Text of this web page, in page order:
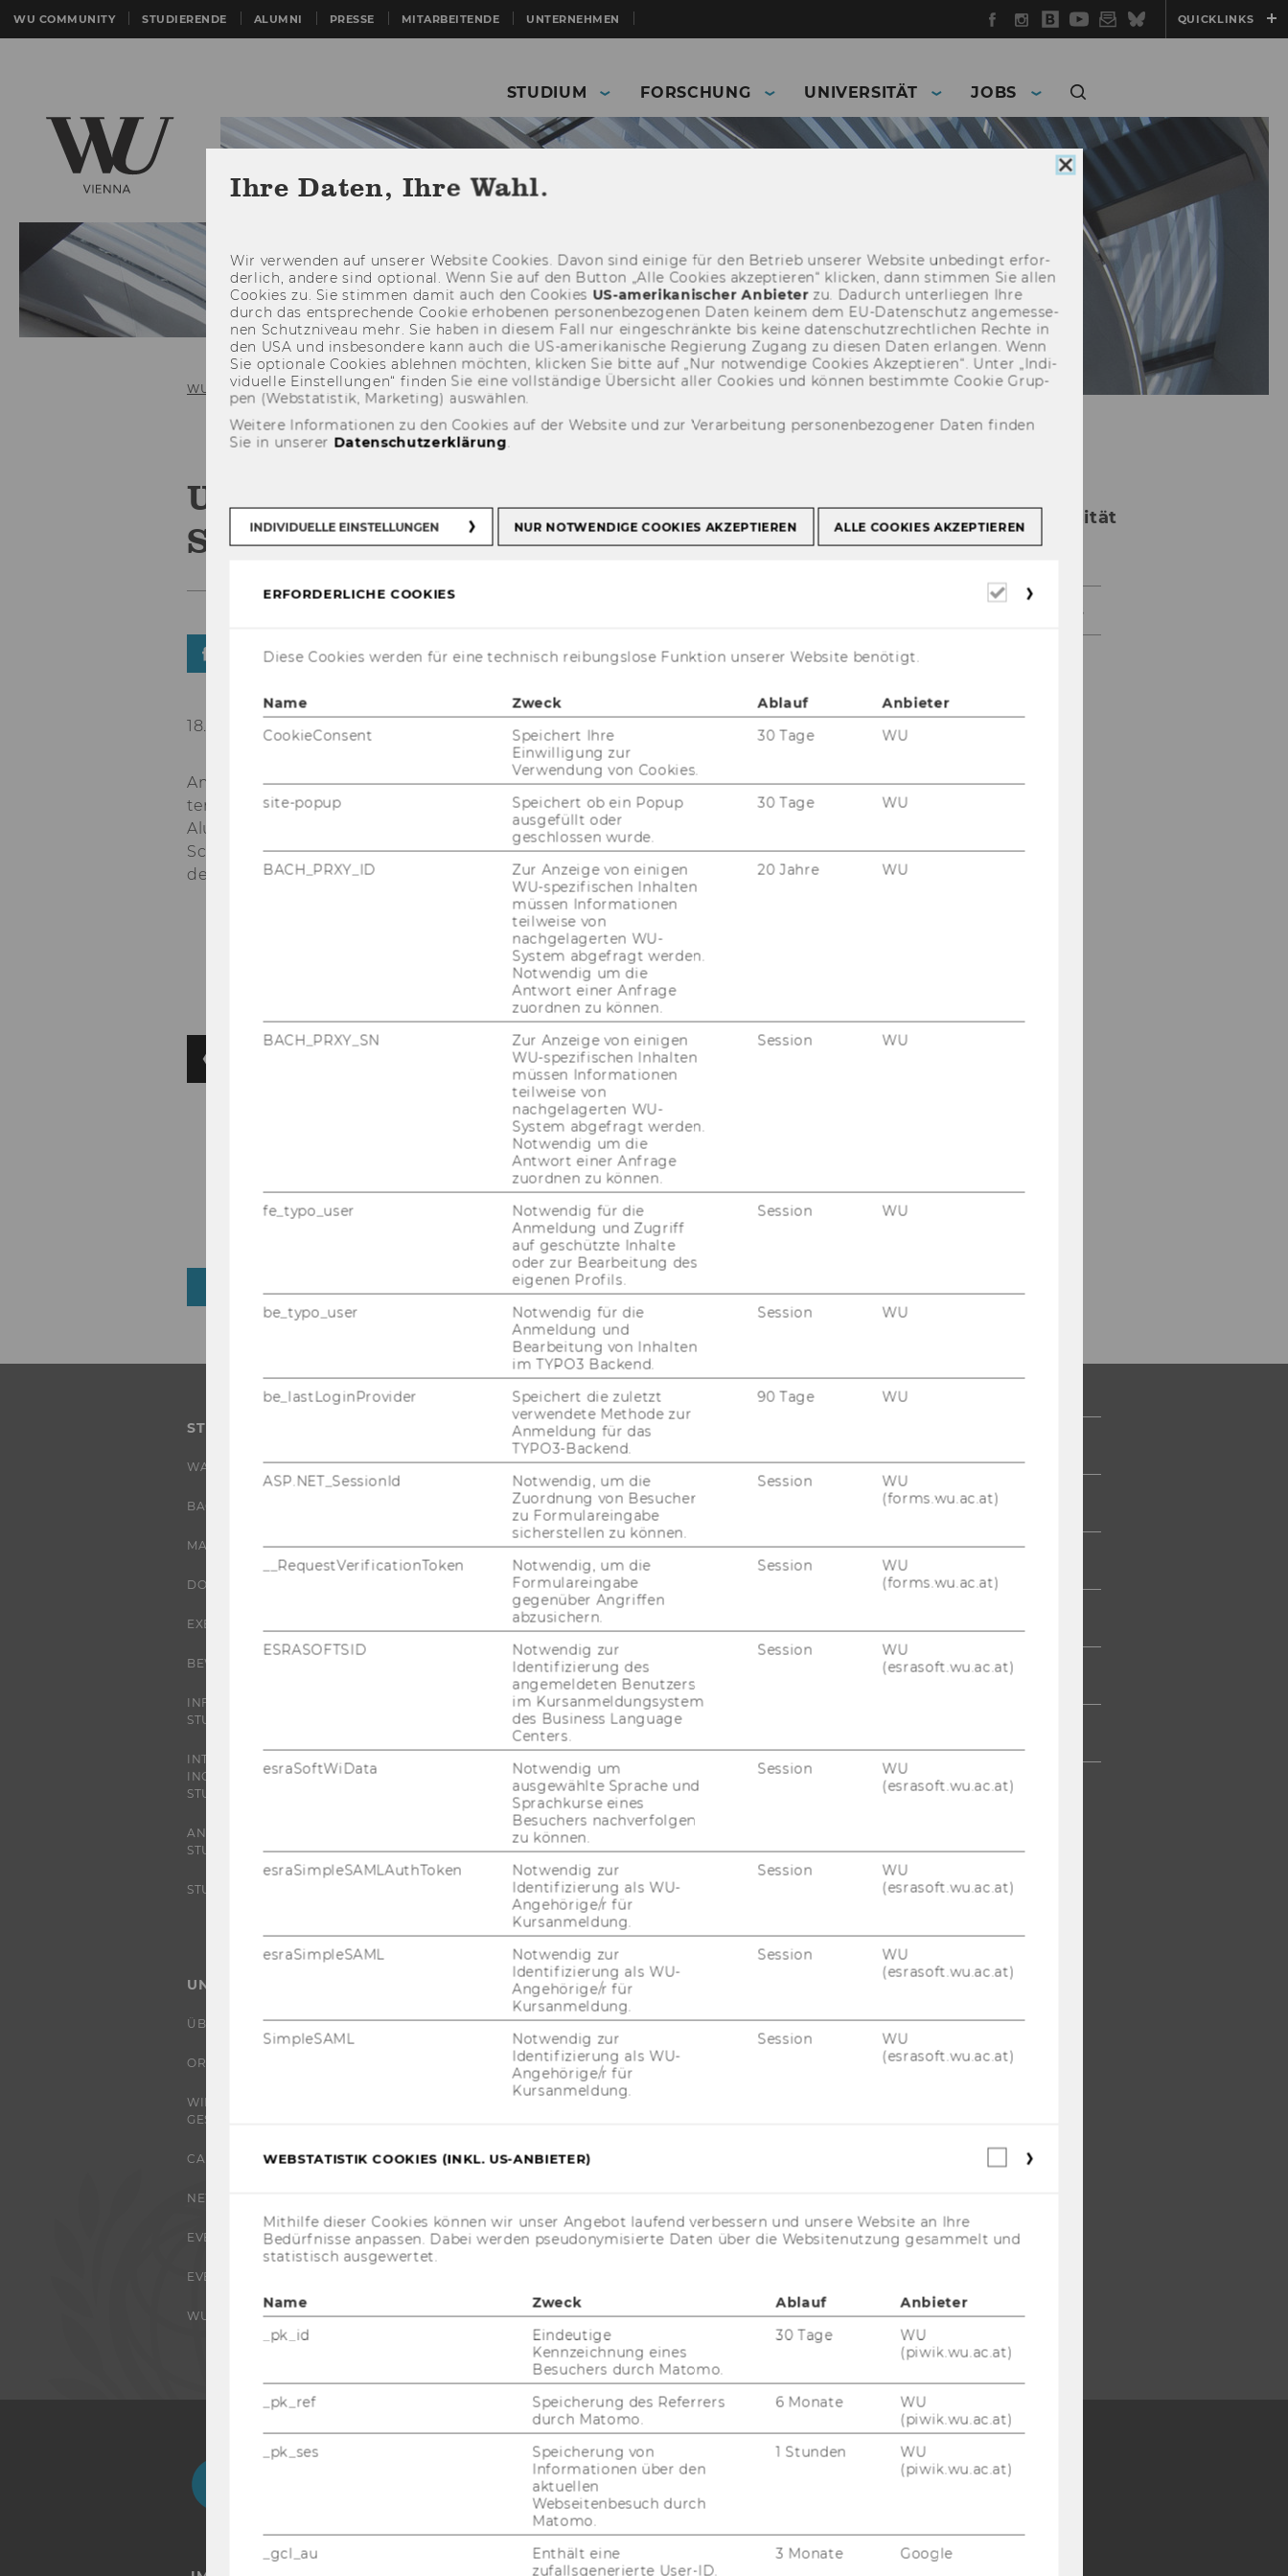
WU COMMUNITY STUDIERENDE ALUMNI PRESSE MITARBEITENDE UNTERNEHMEN Facebook
Instagram
WU
Blog
YouTube
Newsletter
BlueskyQUICKLINKS
STUDIUM FORSCHUNG UNIVERSITÄT JOBS
WU (Wirtschaftsuniversität Wien) News Master ExInt Details
Unternehmensexkursion zu den
Schlumberger Kellerwelten
TEILEN TEILEN
18. Jänner 2024
Am 18. Jän­ner fand die ExInt-​Unternehmensexkursion im ak­tu­el­len Win­
ter­se­mes­ter statt. Ge­mein­sam mit Vor­tra­gen­den, Stu­die­ren­den und
Alum­ni be­such­ten wir die
Schlum­ber­ger Kel­ler­wel­ten
Schlum­ber­ger Spar­k­ling Brut. An­schlie­ßend haben wir den Abend in
den Bran­dau­er Bier­bö­gen im ent­spann­ten Rah­men aus­klin­gen las­sen.
(Wirtschaftsuniversität
Wien)
News Master ExInt Details
STUDIUM
WARUM WU?
BACHELOR
MASTER
DOKTORAT / PHD
EXECUTIVE EDUCATION
BEWERBUNG UND ZULASSUNG
INFORMATIONEN FÜR
STUDIERENDE
INTERNATIONALE UND
INCOMING EXCHANGE
STUDIERENDE
ANGEBOTE FÜR SCHULEN UND
STUDIENINTERESSIERTE
STUDENT CLUBS
FORSCHUNG
FORSCHUNGSPORTAL
FORSCHENDE
IMPACT DER FORSCHUNG
ORGANISATION DER
FORSCHUNG
FORSCHUNGSINFRASTRUKTUR
UNIVERSITÄT
ÜBER DIE WU
ORGANISATION
WIRTSCHAFT UND
GESELLSCHAFT
CAMPUS
NEWS
EVENTS ARCHIV
EVENTS
WU FOUNDATION
JOBS
JOBS
JOBPORTAL
RESEARCH CAREER
KARRIEREKONTAKTE AN DER
WU
STUDIERENDE
ALUMNI
MITARBEITENDE
NewsletterBluesky
Cookie
schließen
Ihre Daten, Ihre Wahl.
Wir ver­wen­den auf un­se­rer Web­site Coo­kies. Davon sind ei­ni­ge für den Be­trieb un­se­rer Web­site un­be­dingt er­for­
der­lich, an­de­re sind op­tio­nal. Wenn Sie auf den But­ton „Alle Coo­kies ak­zep­tie­ren“ kli­cken, dann stim­men Sie allen
Coo­kies zu. Sie stim­men damit auch den Coo­kies US-​amerikanischer An­bie­terzu. Da­durch un­ter­lie­gen Ihre
durch das ent­spre­chen­de Coo­kie er­ho­be­nen per­so­nen­be­zo­ge­nen Daten kei­nem dem EU-​Datenschutz an­ge­mes­se­
nen Schutz­ni­veau mehr. Sie haben in die­sem Fall nur ein­ge­schränk­te bis keine da­ten­schutz­recht­li­chen Rech­te in
den USA und ins­be­son­de­re kann auch die US-​amerikanische Re­gie­rung Zu­gang zu die­sen Daten er­lan­gen. Wenn
Sie op­tio­na­le Coo­kies ab­leh­nen möch­ten, kli­cken Sie bitte auf „Nur not­wen­di­ge Coo­kies Ak­zep­tie­ren“. Unter „In­di­
vi­du­el­le Ein­stel­lun­gen“ fin­den Sie eine voll­stän­di­ge Über­sicht aller Coo­kies und kön­nen be­stimm­te Coo­kie Grup­
pen (Web­sta­tis­tik, Mar­ke­ting) aus­wäh­len.
Weitere Informationen zu den Cookies auf der Website und zur Verarbeitung personenbezogener Daten finden
Sie in unserer Datenschutzerklärung.
INDIVIDUELLE EINSTELLUNGEN NUR NOTWENDIGE COOKIES AKZEPTIEREN ALLE COOKIES AKZEPTIEREN
ERFORDERLICHE COOKIES
Erforderliche
Diese Cookies werden für eine technisch reibungslose Funktion unserer Website benötigt.
Name Zweck Ablauf
Anbieter
CookieConsent
Speichert Ihre
Einwilligung zur
Verwendung von Cookies.
30 Tage WU
site-popup
Speichert ob ein Popup
ausgefüllt oder
geschlossen wurde.
30 Tage WU
BACH_PRXY_ID
Zur Anzeige von einigen
WU-spezifischen Inhalten
müssen Informationen
teilweise von
nachgelagerten WU-
System abgefragt werden.
Notwendig um die
Antwort einer Anfrage
zuordnen zu können.
20 Jahre WU
BACH_PRXY_SN
Zur Anzeige von einigen
WU-spezifischen Inhalten
müssen Informationen
teilweise von
nachgelagerten WU-
System abgefragt werden.
Notwendig um die
Antwort einer Anfrage
zuordnen zu können.
Session WU
fe_typo_user
Notwendig für die
Anmeldung und Zugriff
auf geschützte Inhalte
oder zur Bearbeitung des
eigenen Profils.
Session WU
be_typo_user
Notwendig für die
Anmeldung und
Bearbeitung von Inhalten
im TYPO3 Backend.
Session WU
be_lastLoginProvider
Speichert die zuletzt
verwendete Methode zur
Anmeldung für das
TYPO3-Backend.
90 Tage WU
ASP.NET_SessionId
Notwendig, um die
Zuordnung von Besucher
zu Formulareingabe
sicherstellen zu können.
Session
WU
(forms.wu.ac.at)
__RequestVerificationToken
Notwendig, um die
Formulareingabe
gegenüber Angriffen
abzusichern.
Session
WU
(forms.wu.ac.at)
ESRASOFTSID
Notwendig zur
Identifizierung des
angemeldeten Benutzers
im Kursanmeldungsystem
des Business Language
Centers.
Session
WU
(esrasoft.wu.ac.at)
esraSoftWiData
Notwendig um
ausgewählte Sprache und
Sprachkurse eines
Besuchers nachverfolgen
zu können.
Session
WU
(esrasoft.wu.ac.at)
esraSimpleSAMLAuthToken
Notwendig zur
Identifizierung als WU-
Angehörige/r für
Kursanmeldung.
Session
WU
(esrasoft.wu.ac.at)
esraSimpleSAML
Notwendig zur
Identifizierung als WU-
Angehörige/r für
Kursanmeldung.
Session
WU
(esrasoft.wu.ac.at)
SimpleSAML
Notwendig zur
Identifizierung als WU-
Angehörige/r für
Kursanmeldung.
Session
WU
(esrasoft.wu.ac.at)
WEBSTATISTIK COOKIES (INKL. US-ANBIETER)
Webstatistik
Mithilfe dieser Cookies können wir unser Angebot laufend verbessern und unsere Website an Ihre
Bedürfnisse anpassen. Dabei werden pseudonymisierte Daten über die Websitenutzung gesammelt und
statistisch ausgewertet.
Name Zweck Ablauf
Anbieter
_pk_id
Eindeutige
Kennzeichnung eines
Besuchers durch Matomo.
30 Tage
WU
(piwik.wu.ac.at)
_pk_ref
Speicherung des Referrers
durch Matomo.
6 Monate
WU
(piwik.wu.ac.at)
_pk_ses
Speicherung von
Informationen über den
aktuellen
Webseitenbesuch durch
Matomo.
1 Stunden
WU
(piwik.wu.ac.at)
_gcl_au
Enthält eine
zufallsgenerierte User-ID.
3 Monate Google